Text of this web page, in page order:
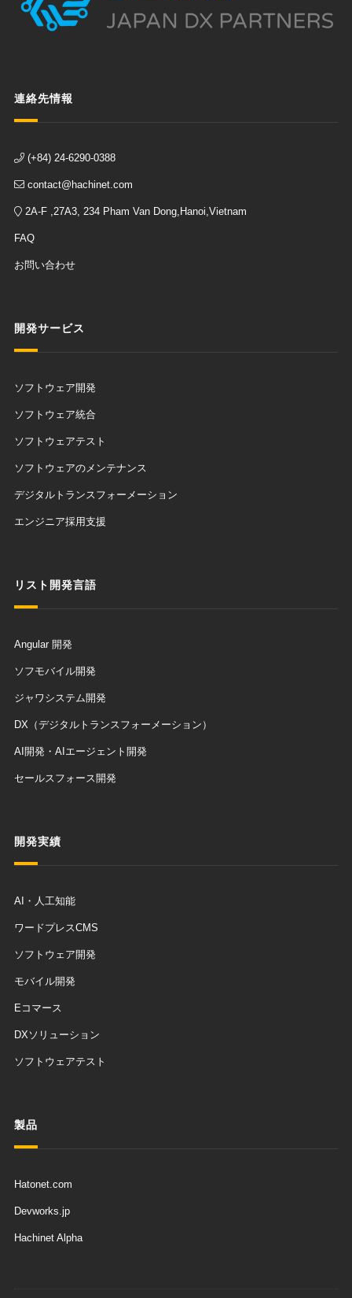
連絡先情報
(+84) 24-6290-0388
contact@hachinet.com
2A-F ,27A3, 234 Pham Van Dong,Hanoi,Vietnam
FAQ
お問い合わせ
開発サービス
ソフトウェア開発
ソフトウェア統合
ソフトウェアテスト
ソフトウェアのメンテナンス
デジタルトランスフォーメーション
エンジニア採用支援
リスト開発言語
Angular 開発
ソフモバイル開発
ジャワシステム開発
DX（デジタルトランスフォーメーション）
AI開発・AIエージェント開発
セールスフォース開発
開発実績
AI・人工知能
ワードプレスCMS
ソフトウェア開発
モバイル開発
Eコマース
DXソリューション
ソフトウェアテスト
製品
Hatonet.com
Devworks.jp
Hachinet Alpha